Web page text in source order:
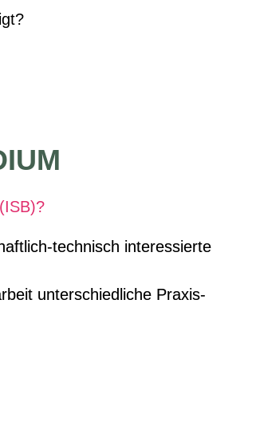
technisch interessierte
unterschiedliche Praxis-